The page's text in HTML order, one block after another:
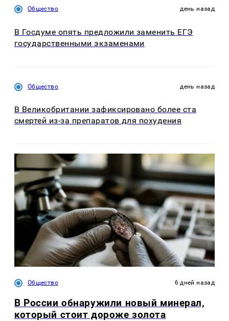
Общество день назад
В Госдуме опять предложили заменить ЕГЭ
государственными экзаменами
Общество день назад
В Великобритании зафиксировано более ста
смертей из-за препаратов для похудения
Общество 6 дней назад
В России обнаружили новый минерал,
который стоит дороже золота